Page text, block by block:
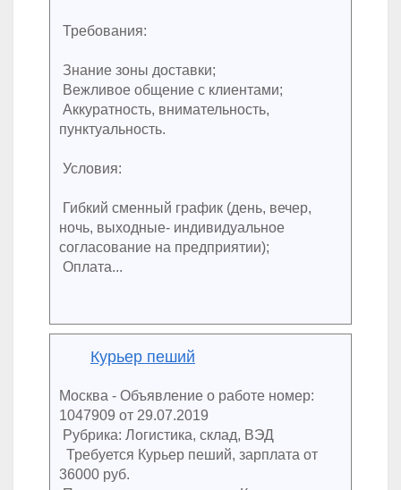
Требования:
Знание зоны доставки;
Вежливое общение с клиентами;
Аккуратность, внимательность,
пунктуальность.
Условия:
Гибкий сменный график (день, вечер,
ночь, выходные- индивидуальное
согласование на предприятии);
Оплата...
Курьер пеший
Москва - Объявление о работе номер:
1047909 от 29.07.2019
Рубрика: Логистика, склад, ВЭД
Требуется Курьер пеший, зарплата от
36000 руб.